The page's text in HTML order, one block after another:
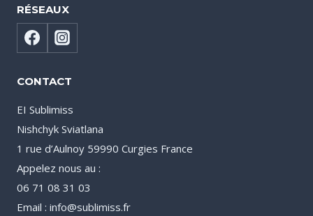
RÉSEAUX
CONTACT
EI Sublimiss
Nishchyk Sviatlana
1 rue d’Aulnoy 59990 Curgies France
Appelez nous au :
06 71 08 31 03
Email : info@sublimiss.fr